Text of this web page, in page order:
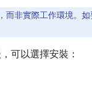
而非實際工作環境。
可以選擇安裝：